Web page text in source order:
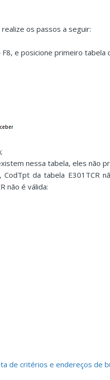
os passos a seguir:
e posicione primeiro tabela
nessa tabela, eles não
da tabela E301TCR
não é válida:
de critérios e endereços de